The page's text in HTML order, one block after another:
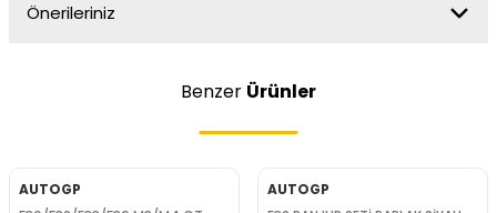
Önerileriniz
Benzer Ürünler
AUTOGP
AUTOGP